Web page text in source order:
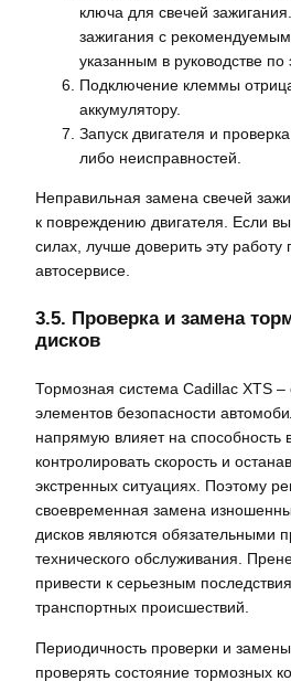
ключа для свечей
зажигания с
указанным в руководстве по
Подключение клеммы
аккумулятору.
Запуск двигателя и
либо неисправностей.
Неправильная замена свечей
к повреждению двигателя. Если
силах, лучше доверить эту
автосервисе.
3.5. Проверка и замена
дисков
Тормозная система Cadillac XTS
элементов безопасности
напрямую влияет на способность
контролировать скорость и
экстренных ситуациях. Поэтому
своевременная замена
дисков являются обязательными
технического обслуживания.
привести к серьезным
транспортных происшествий.
Периодичность проверки и
проверять состояние тормозных